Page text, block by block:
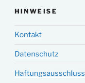
HINWEISE
Kontakt
Datenschutz
Haftungsausschluss